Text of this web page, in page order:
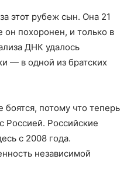
этот рубеж сын. Она 21
он похоронен, и только в
ДНК удалось
— в одной из братских
боятся, потому что теперь
Россией. Российские
с 2008 года.
независимой